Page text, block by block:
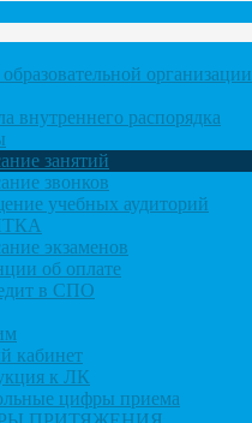
организации
внутреннего распорядка
занятий
звонков
учебных аудиторий
экзаменов
об оплате
в СПО
кабинет
к ЛК
цифры приема